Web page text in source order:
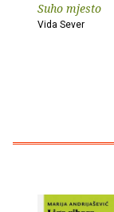
Suho mjesto
Vida Sever